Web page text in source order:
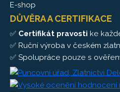
E-shop
DŮVĚRA A CERTIFIKACE
✅ Certifikát pravosti ke
✅ Ruční výroba v českém
✅ Spolupráce pouze s